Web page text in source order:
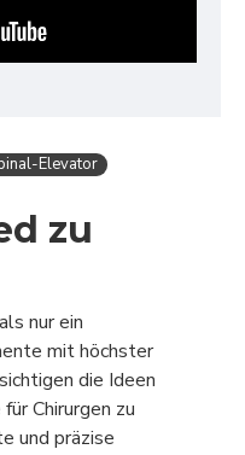
Elevator
zu
nur ein
mit höchster
die Ideen
Chirurgen zu
und präzise